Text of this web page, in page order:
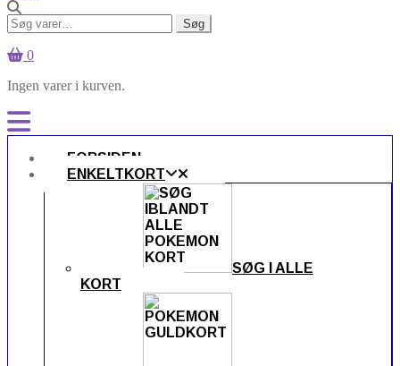
Søg
efter:
Søg
0
Ingen varer i kurven.
FORSIDEN
ENKELTKORT
SØG I ALLE
KORT